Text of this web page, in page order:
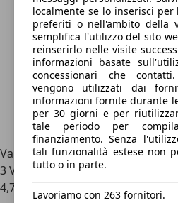
Valutazioni sul veicolo per
3 Valutazioni
4,7
localmente se lo inserisci
preferiti o nell'ambito della
semplifica l'utilizzo del sito
reinserirlo nelle visite
informazioni basate
concessionari che
vengono utilizzati dai
informazioni fornite durante
per 30 giorni e per
tale periodo per
finanziamento. Senza
tali funzionalità estese non
tutto o in parte.
Lavoriamo con 263 fornitori.